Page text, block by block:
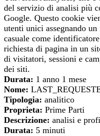
del servizio di analisi più
Google. Questo cookie
utenti unici assegnando
casuale come
richiesta di pagina in un
di visitatori, sessioni e
dei siti.
Durata: 1 anno 1 mese
Nome:
Tipologia: analitico
Proprieta: Prime Parti
Descrizione: analisi e
Durata: 5 minuti